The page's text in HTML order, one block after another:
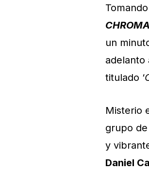
CHROMA
un
adelanto
titulado ‘
Misterio
grupo
y
Daniel